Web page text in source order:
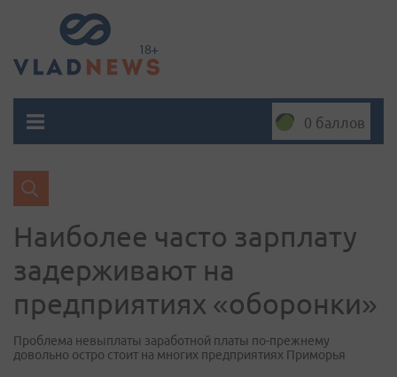
0 баллов
Наиболее часто зарплату
задерживают на
предприятиях «оборонки»
Проблема невыплаты заработной платы по-прежнему
довольно остро стоит на многих предприятиях Приморья